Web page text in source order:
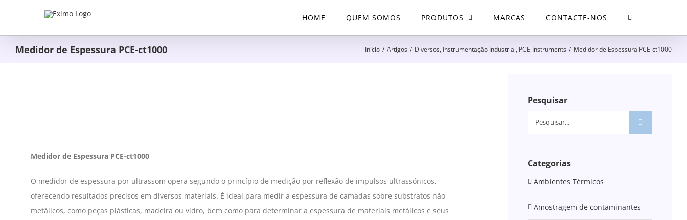
content
HOME QUEM SOMOS PRODUTOS MARCAS CONTACTE-NOS
Medidor de Espessura PCE-ct1000 Início / Artigos / Diversos, Instrumentação Industrial, PCE-Instruments / Medidor de Espessura PCE-ct1000
Medidor de Espessura PCE-ct1000
O medidor de espessura por ultrassom opera segundo o princípio de medição por reflexão de impulsos ultrassónicos,
oferecendo resultados precisos em diversos materiais. É ideal para medir a espessura de camadas sobre substratos não
metálicos, como peças plásticas, madeira ou vidro, bem como para determinar a espessura de materiais metálicos e seus
Pesquisar
Pesquisar
Categorias
Ambientes Térmicos
Amostragem de contaminantes